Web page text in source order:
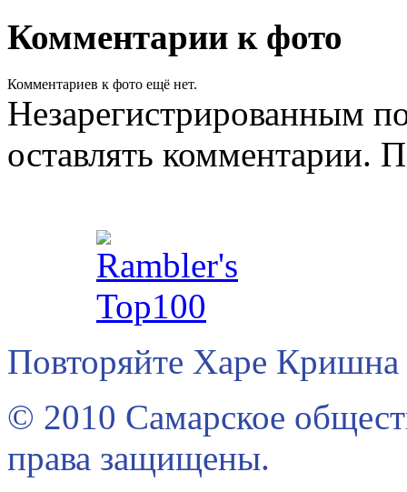
Комментарии к фото
Комментариев к фото ещё нет.
Незарегистрированным
оставлять комментарии.
Повторяйте Харе Кришна
© 2010 Самарское
права защищены.